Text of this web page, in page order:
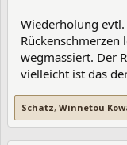
Wiederholung
wegmassiert. Der
vielleicht ist das
Schatz, Winnetou